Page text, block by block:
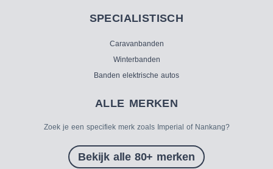
SPECIALISTISCH
Caravanbanden
Winterbanden
Banden elektrische autos
ALLE MERKEN
Zoek je een specifiek merk zoals Imperial of Nankang?
Bekijk alle 80+ merken